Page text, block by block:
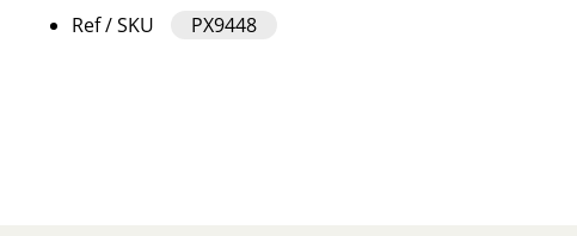
Ref / SKU PX9448